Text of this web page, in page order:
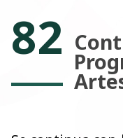
82